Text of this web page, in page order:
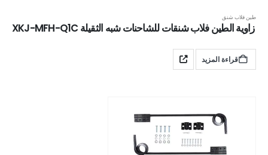
طين فلاب شنق
زاوية الطين فلاب شنقات للشاحنات شبه الثقيلة XKJ-MFH-Q1C
قراءة المزيد